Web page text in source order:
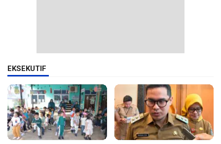
EKSEKUTIF